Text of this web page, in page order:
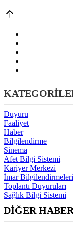
Duyuru
Faaliyet
Haber
Bilgilendirme
Sinema
Afet Bilgi Sistemi
Kariyer Merkezi
İmar Bilgilendirmeleri
Toplantı Duyuruları
Sağlık Bilgi Sistemi
DİĞER